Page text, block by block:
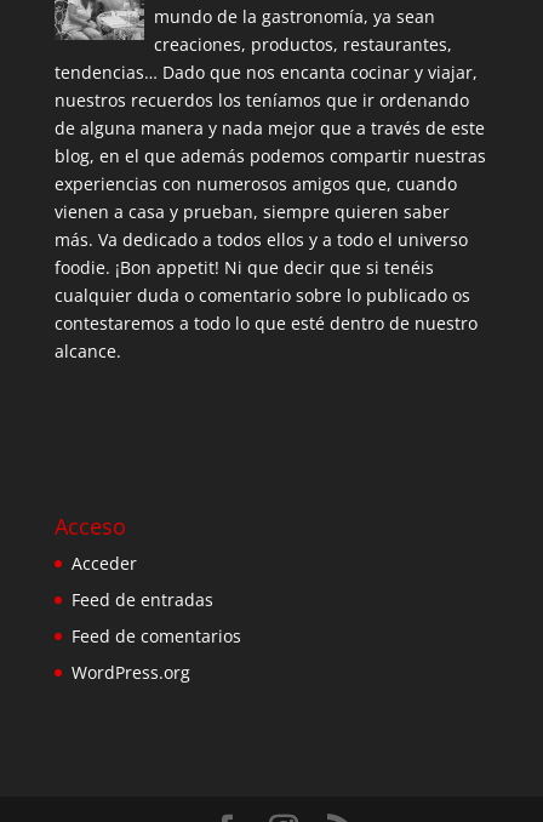
mundo de la gastronomía, ya sean
creaciones, productos, restaurantes,
tendencias… Dado que nos encanta cocinar y viajar,
nuestros recuerdos los teníamos que ir ordenando
de alguna manera y nada mejor que a través de este
blog, en el que además podemos compartir nuestras
experiencias con numerosos amigos que, cuando
vienen a casa y prueban, siempre quieren saber
más. Va dedicado a todos ellos y a todo el universo
foodie. ¡Bon appetit! Ni que decir que si tenéis
cualquier duda o comentario sobre lo publicado os
contestaremos a todo lo que esté dentro de nuestro
alcance.
Acceso
Acceder
Feed de entradas
Feed de comentarios
WordPress.org